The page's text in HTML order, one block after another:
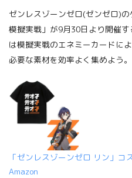
ゼンレスゾーンゼロ(ゼンゼロ)
模擬実戦」が9月30日より開催
は模擬実戦のエネミーカードに
必要な素材を効率よく集めよう。
「ゼンレスゾーンゼロ リン」
Amazon